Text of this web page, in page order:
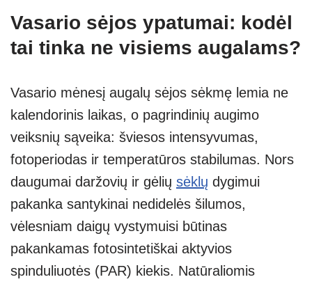
Vasario sėjos ypatumai: kodėl
tai tinka ne visiems augalams?
Vasario mėnesį augalų sėjos sėkmę lemia ne
kalendorinis laikas, o pagrindinių augimo
veiksnių sąveika: šviesos intensyvumas,
fotoperiodas ir temperatūros stabilumas. Nors
daugumai daržovių ir gėlių sėklų dygimui
pakanka santykinai nedidelės šilumos,
vėlesniam daigų vystymuisi būtinas
pakankamas fotosintetiškai aktyvios
spinduliuotės (PAR) kiekis. Natūraliomis